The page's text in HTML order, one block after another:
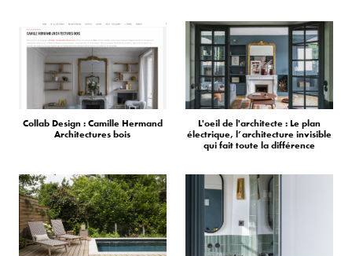
Collab Design : Camille Hermand
Architectures bois
L'oeil de l'architecte : Le plan
électrique, l’architecture invisible
qui fait toute la différence